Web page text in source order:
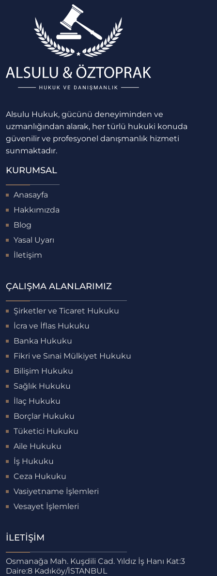
Alsulu Hukuk, gücünü deneyiminden ve
uzmanlığından alarak, her türlü hukuki konuda
güvenilir ve profesyonel danışmanlık hizmeti
sunmaktadır.
KURUMSAL
Anasayfa
Hakkımızda
Blog
Yasal Uyarı
İletişim
ÇALIŞMA ALANLARIMIZ
Şirketler ve Ticaret Hukuku
İcra ve İflas Hukuku
Banka Hukuku
Fikri ve Sınai Mülkiyet Hukuku
Bilişim Hukuku
Sağlık Hukuku
İlaç Hukuku
Borçlar Hukuku
Tüketici Hukuku
Aile Hukuku
İş Hukuku
Ceza Hukuku
Vasiyetname İşlemleri
Vesayet İşlemleri
İLETIŞIM
Osmanağa Mah. Kuşdili Cad. Yıldız İş Hanı Kat:3
Daire:8 Kadıköy/İSTANBUL